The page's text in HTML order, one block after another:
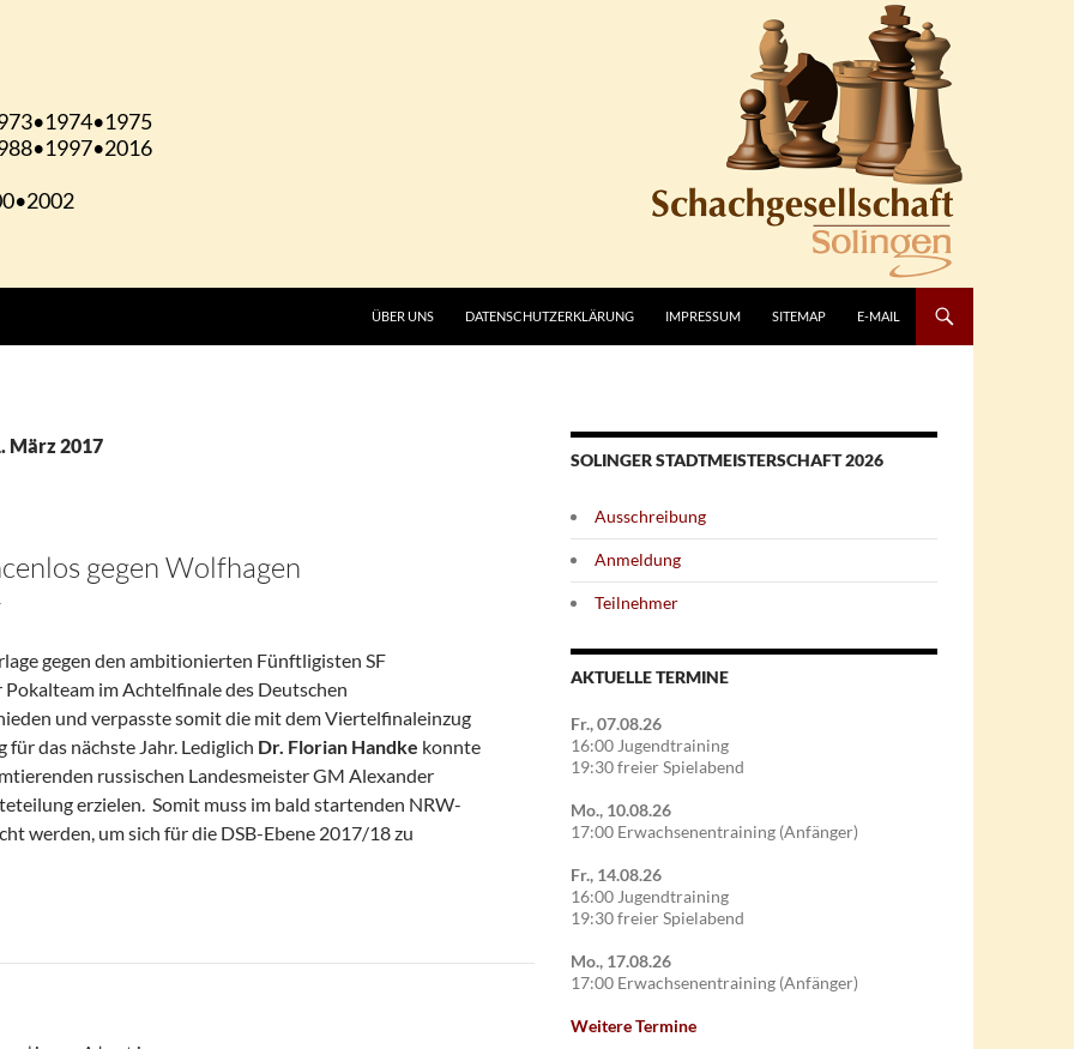
ÜBER UNS DATENSCHUTZERKLÄRUNG IMPRESSUM SITEMAP E-MAIL
März 2017
gegen Wolfhagen
gegen den ambitionierten Fünftligisten SF
im Achtelfinale des Deutschen
und verpasste somit die mit dem Viertelfinaleinzug
das nächste Jahr. Lediglich Dr. Florian Handke konnte
russischen Landesmeister GM Alexander
erzielen. Somit muss im bald startenden NRW-
werden, um sich für die DSB-Ebene 2017/18 zu
Gegen Wolfhagen
SOLINGER STADTMEISTERSCHAFT 2026
Ausschreibung
Anmeldung
Teilnehmer
AKTUELLE TERMINE
Fr., 07.08.26
16:00 Jugendtraining
19:30 freier Spielabend
Mo., 10.08.26
17:00 Erwachsenentraining (Anfänger)
Fr., 14.08.26
16:00 Jugendtraining
19:30 freier Spielabend
Mo., 17.08.26
17:00 Erwachsenentraining (Anfänger)
Weitere Termine